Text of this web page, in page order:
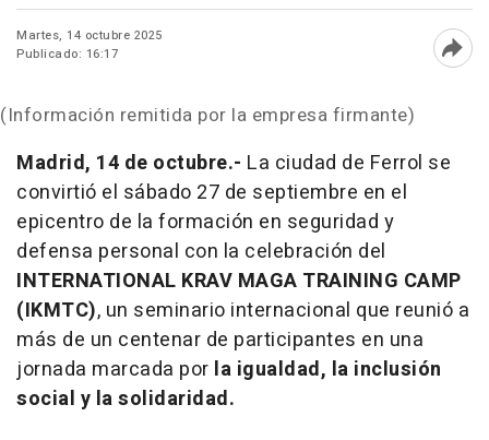
Martes, 14 octubre 2025
Publicado: 16:17
(Información remitida por la empresa firmante)
Madrid, 14 de octubre.- La ciudad de Ferrol se
convirtió el sábado 27 de septiembre en el
epicentro de la formación en seguridad y
defensa personal con la celebración del
INTERNATIONAL KRAV MAGA TRAINING CAMP
(IKMTC), un seminario internacional que reunió a
más de un centenar de participantes en una
jornada marcada por la igualdad, la inclusión
social y la solidaridad.